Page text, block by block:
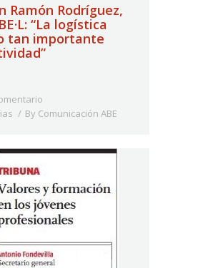
Ramón Rodríguez,
“La logística
tan importante
By Comunicación ABE